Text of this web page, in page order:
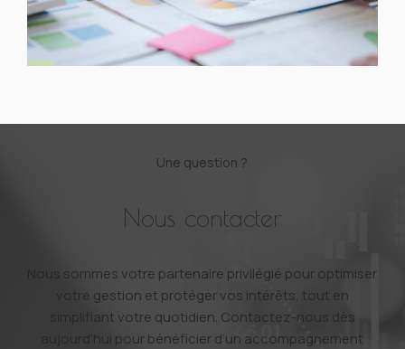
Une question ?
Nous contacter
Nous sommes votre partenaire privilégié pour optimiser
votre gestion et protéger vos intérêts, tout en
simplifiant votre quotidien. Contactez-nous dès
aujourd’hui pour bénéficier d’un accompagnement